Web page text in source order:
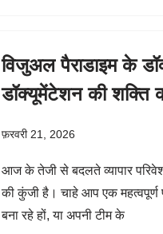
विजुअल पैराडाइम के
डॉक्यूमेंटेशन की शक्ति
फ़रवरी 21, 2026
आज के तेजी से बदलते व्यापार
की कुंजी है। चाहे आप एक महत्वपूर्ण
बना रहे हों, या अपनी टीम के